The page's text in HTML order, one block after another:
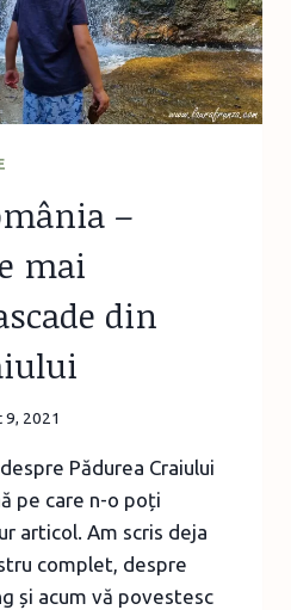
–
mai
din
9, 2021
Pădurea Craiului
pe care n-o poți
articol. Am scris deja
complet, despre
și acum vă povestesc